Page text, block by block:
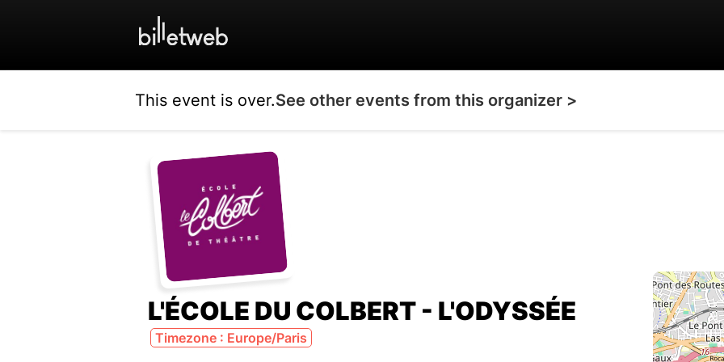
This event is over.See other events from this organizer >
L'ÉCOLE DU COLBERT - L'ODYSSÉE
Timezone : Europe/Paris